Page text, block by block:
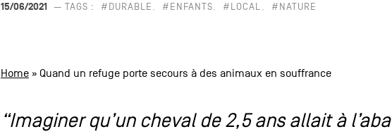
15/06/2021 — TAGS : #DURABLE #ENFANTS #LOCAL #NATURE
Home» Quand un refuge porte secours à des animaux en souffrance
“Imaginer qu’un cheval de 2,5 ans allait à